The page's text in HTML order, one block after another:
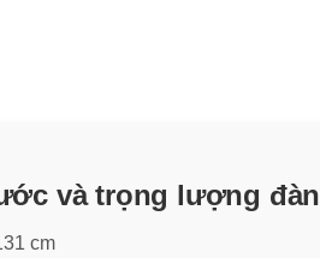
và trọng lượng đàn
cm